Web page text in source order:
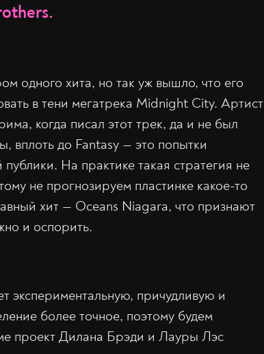
одного хита, но так уж вышло, что его
в тени мегатрека Midnight City. Артист
когда писал этот трек, да и не был
вплоть до Fantasy — это попытки
На практике такая стратегия не
не прогнозируем пластинке какое-то
хит — Oceans Niagara, что признают
и оспорить.
экспериментальную, причудливую и
более точное, поэтому будем
проект Дилана Брэди и Лауры Лэс